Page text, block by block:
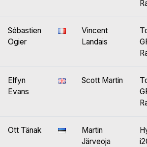
Sébastien
Ogier
Vincent
Landais
Elfyn
Evans
Scott Martin
Ott Tänak
Martin
Järveoja